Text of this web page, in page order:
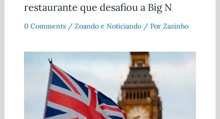
restaurante que desafiou a Big N
0 Comments / Zoando e Noticiando/ Por Zazinho